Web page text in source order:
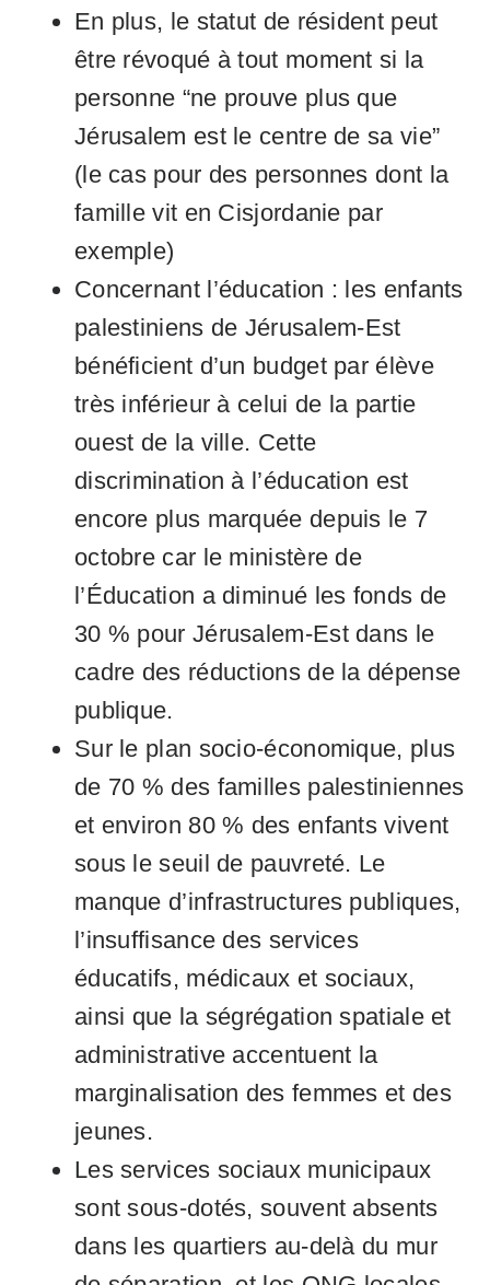
En plus, le statut de résident peut
être révoqué à tout moment si la
personne “ne prouve plus que
Jérusalem est le centre de sa vie”
(le cas pour des personnes dont la
famille vit en Cisjordanie par
exemple)
Concernant l’éducation : les enfants
palestiniens de Jérusalem-Est
bénéficient d’un budget par élève
très inférieur à celui de la partie
ouest de la ville. Cette
discrimination à l’éducation est
encore plus marquée depuis le 7
octobre car le ministère de
l’Éducation a diminué les fonds de
30 % pour Jérusalem-Est dans le
cadre des réductions de la dépense
publique.
Sur le plan socio-économique, plus
de 70 % des familles palestiniennes
et environ 80 % des enfants vivent
sous le seuil de pauvreté. Le
manque d’infrastructures publiques,
l’insuffisance des services
éducatifs, médicaux et sociaux,
ainsi que la ségrégation spatiale et
administrative accentuent la
marginalisation des femmes et des
jeunes.
Les services sociaux municipaux
sont sous-dotés, souvent absents
dans les quartiers au-delà du mur